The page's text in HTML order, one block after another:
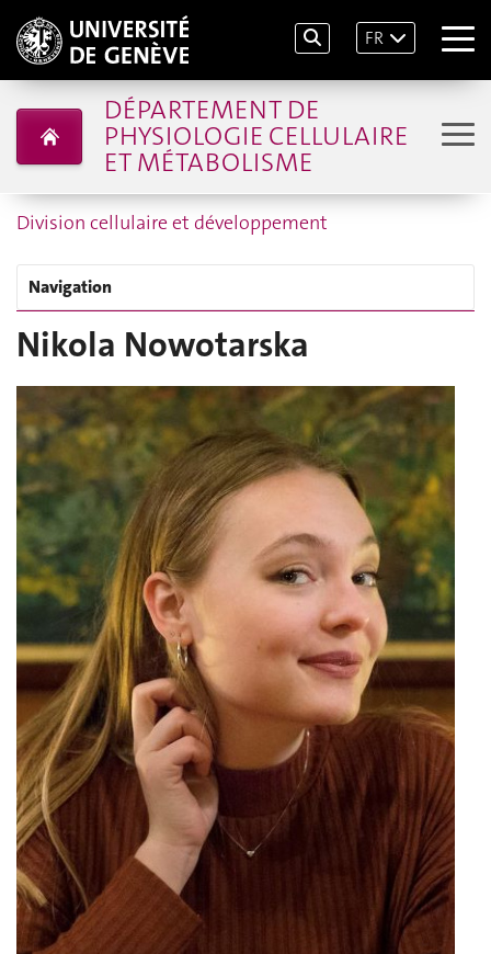
FR
DÉPARTEMENT DE
PHYSIOLOGIE CELLULAIRE
ET MÉTABOLISME
Division cellulaire et développement
Navigation
Nikola Nowotarska